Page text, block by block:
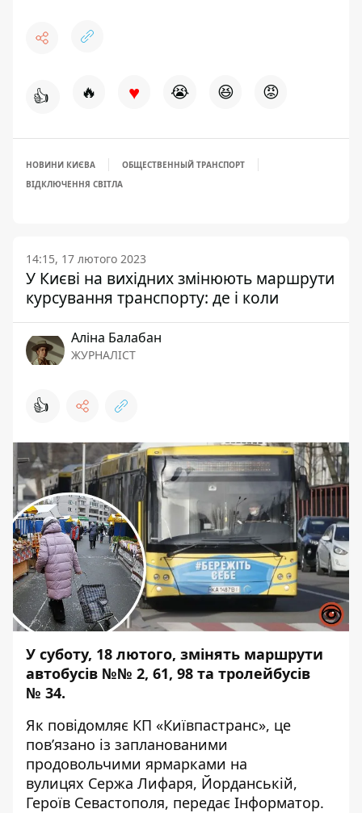
👍 🔥 ♥ 😭 😆 😡
НОВИНИ КИЄВА
ОБЩЕСТВЕННЫЙ ТРАНСПОРТ
ВІДКЛЮЧЕННЯ СВІТЛА
14:15, 17 лютого 2023
У Києві на вихідних змінюють маршрути
курсування транспорту: де і коли
Аліна Балабан
ЖУРНАЛІСТ
👍
У суботу, 18 лютого, змінять маршрути
автобусів №№ 2, 61, 98 та тролейбусів
№ 34.
Як повідомляє КП «Київпастранс», це
пов’язано із запланованими
продовольчими ярмарками на
вулицях Сержа Лифаря, Йорданській,
Героїв Севастополя, передає Інформатор.